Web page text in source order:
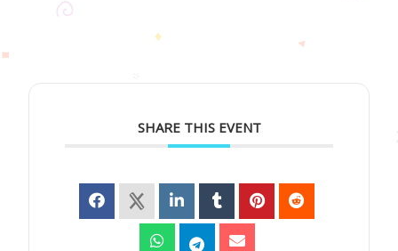
SHARE THIS EVENT